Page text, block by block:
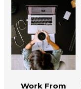
Work From